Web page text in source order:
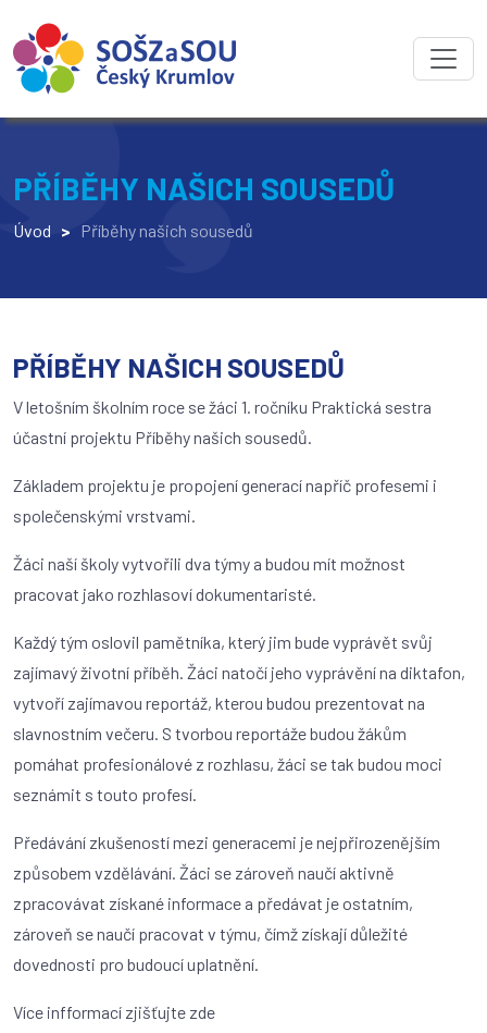
PŘÍBĚHY NAŠICH SOUSEDŮ
Úvod > Příběhy našich sousedů
PŘÍBĚHY NAŠICH SOUSEDŮ
V letošním školním roce se žáci 1. ročníku Praktická sestra
účastní projektu Příběhy našich sousedů.
Základem projektu je propojení generací napříč profesemi i
společenskými vrstvami.
Žáci naší školy vytvořili dva týmy a budou mít možnost
pracovat jako rozhlasoví dokumentaristé.
Každý tým oslovil pamětníka, který jim bude vyprávět svůj
zajímavý životní příběh. Žáci natočí jeho vyprávění na diktafon,
vytvoří zajímavou reportáž, kterou budou prezentovat na
slavnostním večeru. S tvorbou reportáže budou žákům
pomáhat profesionálové z rozhlasu, žáci se tak budou moci
seznámit s touto profesí.
Předávání zkušeností mezi generacemi je nejpřirozenějším
způsobem vzdělávání. Žáci se zároveň naučí aktivně
zpracovávat získané informace a předávat je ostatním,
zároveň se naučí pracovat v týmu, čímž získají důležité
dovednosti pro budoucí uplatnění.
Více infformací zjišťujte zde